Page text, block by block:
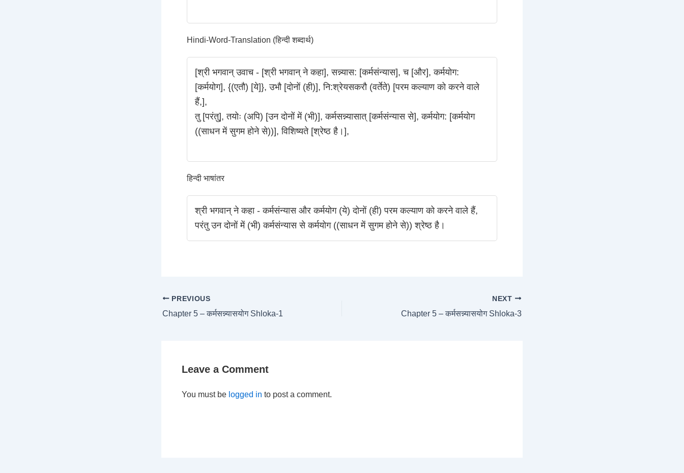
Hindi-Word-Translation (हिन्दी शब्दार्थ)
[श्री भगवान् उवाच - [श्री भगवान् ने कहा], सन्न्यास: [कर्मसंन्यास], च [और], कर्मयोग:
[कर्मयोग], {(एतौ) [ये]}, उभौ [दोनों (ही)], नि:श्रेयसकरौ (वर्तेते) [परम कल्याण को करने वाले
हैं,],
तु [परंतु], तयोः (अपि) [उन दोनों में (भी)], कर्मसन्न्यासात् [कर्मसंन्यास से], कर्मयोग: [कर्मयोग
((साधन में सुगम होने से))], विशिष्यते [श्रेष्ठ है।],
हिन्दी भाषांतर
श्री भगवान् ने कहा - कर्मसंन्यास और कर्मयोग (ये) दोनों (ही) परम कल्याण को करने वाले हैं,
परंतु उन दोनों में (भी) कर्मसंन्यास से कर्मयोग ((साधन में सुगम होने से)) श्रेष्ठ है।
PREVIOUS
Chapter 5 – कर्मसन्न्यासयोग Shloka-1
NEXT
Chapter 5 – कर्मसन्न्यासयोग Shloka-3
Leave a Comment
You must be logged in to post a comment.